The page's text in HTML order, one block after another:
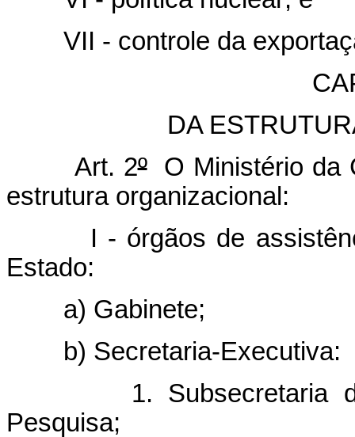
VII - controle da
DA
Art. 2ºO Ministério da
estrutura organizacional:
I - órgãos de
Estado:
a) Gabinete;
b) Secretaria-Executiva:
1. Subsecretaria de
Pesquisa;